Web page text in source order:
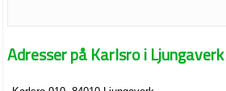
Adresser på Karlsro i Ljungaverk